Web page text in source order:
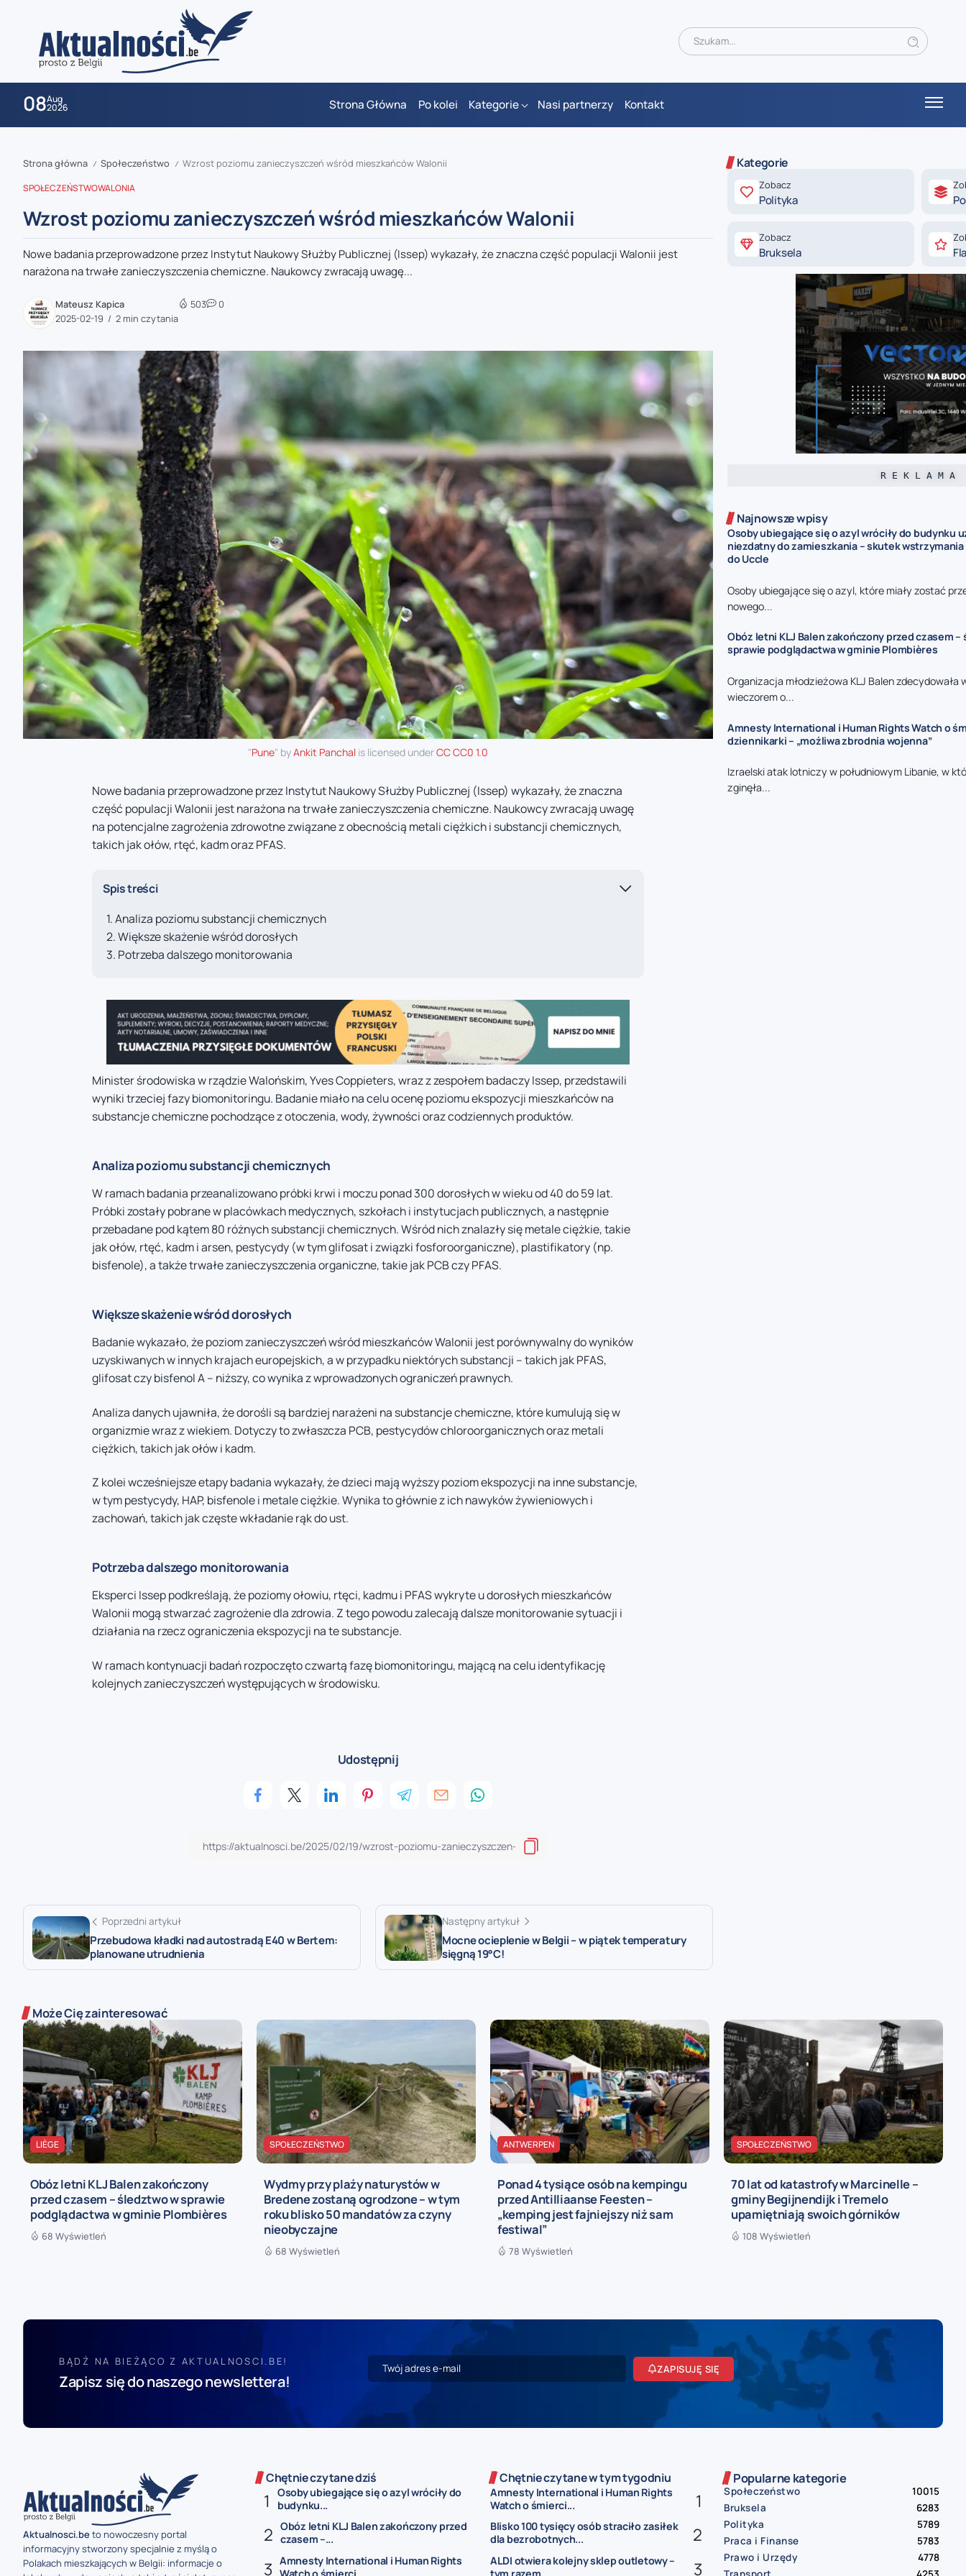
08Aug
2026 Strona Główna Po kolei Kategorie Nasi partnerzy Kontakt
zaobserwuj nas
zaobserwuj nas
zaobserwuj nas
zaobserwuj nas
Strona główna / Społeczeństwo / Wzrost poziomu zanieczyszczeń wśród mieszkańców Walonii
SPOŁECZEŃSTWOWALONIA
Wzrost poziomu zanieczyszczeń wśród mieszkańców Walonii
Nowe badania przeprowadzone przez Instytut Naukowy Służby Publicznej (Issep) wykazały, że znaczna część populacji Walonii jest
narażona na trwałe zanieczyszczenia chemiczne. Naukowcy zwracają uwagę...
Mateusz Kapica
2025-02-19
2 min czytania
503 0
"Pune" byAnkit Panchal is licensed underCC CC0 1.0
Nowe badania przeprowadzone przez Instytut Naukowy Służby Publicznej (Issep) wykazały, że znaczna
część populacji Walonii jest narażona na trwałe zanieczyszczenia chemiczne. Naukowcy zwracają uwagę
na potencjalne zagrożenia zdrowotne związane z obecnością metali ciężkich i substancji chemicznych,
takich jak ołów, rtęć, kadm oraz PFAS.
Spis treści
Analiza poziomu substancji chemicznych
Większe skażenie wśród dorosłych
Potrzeba dalszego monitorowania
Minister środowiska w rządzie Walońskim, Yves Coppieters, wraz z zespołem badaczy Issep, przedstawili
wyniki trzeciej fazy biomonitoringu. Badanie miało na celu ocenę poziomu ekspozycji mieszkańców na
substancje chemiczne pochodzące z otoczenia, wody, żywności oraz codziennych produktów.
Analiza poziomu substancji chemicznych
W ramach badania przeanalizowano próbki krwi i moczu ponad 300 dorosłych w wieku od 40 do 59 lat.
Próbki zostały pobrane w placówkach medycznych, szkołach i instytucjach publicznych, a następnie
przebadane pod kątem 80 różnych substancji chemicznych. Wśród nich znalazły się metale ciężkie, takie
jak ołów, rtęć, kadm i arsen, pestycydy (w tym glifosat i związki fosforoorganiczne), plastifikatory (np.
bisfenole), a także trwałe zanieczyszczenia organiczne, takie jak PCB czy PFAS.
Większe skażenie wśród dorosłych
Badanie wykazało, że poziom zanieczyszczeń wśród mieszkańców Walonii jest porównywalny do wyników
uzyskiwanych w innych krajach europejskich, a w przypadku niektórych substancji – takich jak PFAS,
glifosat czy bisfenol A – niższy, co wynika z wprowadzonych ograniczeń prawnych.
Analiza danych ujawniła, że dorośli są bardziej narażeni na substancje chemiczne, które kumulują się w
organizmie wraz z wiekiem. Dotyczy to zwłaszcza PCB, pestycydów chloroorganicznych oraz metali
ciężkich, takich jak ołów i kadm.
Z kolei wcześniejsze etapy badania wykazały, że dzieci mają wyższy poziom ekspozycji na inne substancje,
w tym pestycydy, HAP, bisfenole i metale ciężkie. Wynika to głównie z ich nawyków żywieniowych i
zachowań, takich jak częste wkładanie rąk do ust.
Potrzeba dalszego monitorowania
Eksperci Issep podkreślają, że poziomy ołowiu, rtęci, kadmu i PFAS wykryte u dorosłych mieszkańców
Walonii mogą stwarzać zagrożenie dla zdrowia. Z tego powodu zalecają dalsze monitorowanie sytuacji i
działania na rzecz ograniczenia ekspozycji na te substancje.
W ramach kontynuacji badań rozpoczęto czwartą fazę biomonitoringu, mającą na celu identyfikację
kolejnych zanieczyszczeń występujących w środowisku.
Udostępnij
Poprzedni artykuł
Przebudowa kładki nad autostradą E40 w Bertem:
planowane utrudnienia
Następny artykuł
Mocne ocieplenie w Belgii – w piątek temperatury
sięgną 19°C!
Kategorie
Zobacz
Polityka
Zobacz
Bruksela
R E K L A M A
Najnowsze wpisy
Osoby ubiegające się o azyl wróciły do budynku
niezdatny do zamieszkania – skutek
do Uccle
Osoby ubiegające się o azyl, które miały zostać
nowego...
Obóz letni KLJ Balen zakończony przed czasem –
sprawie podglądactwa w gminie Plombières
Organizacja młodzieżowa KLJ Balen zdecydowała
wieczorem o...
Amnesty International i Human Rights Watch o
dziennikarki – „możliwa zbrodnia wojenna”
Izraelski atak lotniczy w południowym Libanie, w
zginęła...
Może Cię zainteresować
LIÈGE
Obóz letni KLJ Balen zakończony
przed czasem – śledztwo w sprawie
podglądactwa w gminie Plombières
68 Wyświetleń
SPOŁECZEŃSTWO
Wydmy przy plaży naturystów w
Bredene zostaną ogrodzone – w tym
roku blisko 50 mandatów za czyny
nieobyczajne
68 Wyświetleń
ANTWERPEN
Ponad 4 tysiące osób na kempingu
przed Antilliaanse Feesten –
„kemping jest fajniejszy niż sam
festiwal”
78 Wyświetleń
SPOŁECZEŃSTWO
70 lat od katastrofy w Marcinelle –
gminy Begijnendijk i Tremelo
upamiętniają swoich górników
108 Wyświetleń
BĄDŹ NA BIEŻĄCO Z AKTUALNOSCI.BE!
Zapisz się do naszego newslettera!
ZAPISUJĘ SIĘ
Aktualnosci.beto nowoczesny portal
informacyjny stworzony specjalnie z myślą o
Polakach mieszkających w Belgii: informacje o
Chętnie czytane dziś
Osoby ubiegające się o azyl wróciły do
budynku...
Obóz letni KLJ Balen zakończony przed
czasem –...
Amnesty International i Human Rights
Chętnie czytane w tym tygodniu
Amnesty International i Human Rights
Watch o śmierci...
Blisko 100 tysięcy osób straciło zasiłek
dla bezrobotnych...
ALDI otwiera kolejny sklep outletowy –
Popularne kategorie
Społeczeństwo
10015
Bruksela
6283
Polityka
5789
Praca i Finanse
5783
Prawo i Urzędy
4778